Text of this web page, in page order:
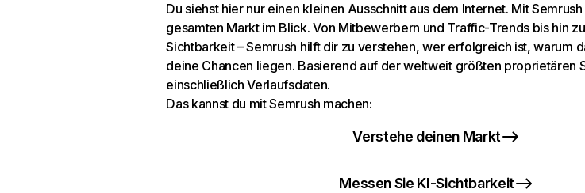
Du siehst hier nur einen kleinen Ausschnitt aus dem Internet. Mit
gesamten Markt im Blick. Von Mitbewerbern und Traffic-Trends bis hin
Sichtbarkeit – Semrush hilft dir zu verstehen, wer erfolgreich ist, warum
deine Chancen liegen. Basierend auf der weltweit größten proprietären
einschließlich Verlaufsdaten.
Das kannst du mit Semrush machen:
Verstehe deinen Markt
Messen Sie KI-Sichtbarkeit